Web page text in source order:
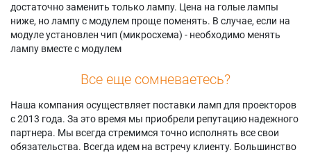
достаточно заменить только лампу. Цена на голые лампы
ниже, но лампу с модулем проще поменять. В случае, если на
модуле установлен чип (микросхема) - необходимо менять
лампу вместе с модулем
Все еще сомневаетесь?
Наша компания осуществляет поставки ламп для проекторов
с 2013 года. За это время мы приобрели репутацию надежного
партнера. Мы всегда стремимся точно исполнять все свои
обязательства. Всегда идем на встречу клиенту. Большинство